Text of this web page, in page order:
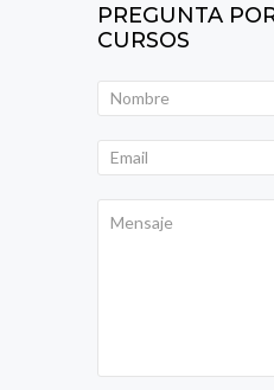
PREGUNTA
CURSOS